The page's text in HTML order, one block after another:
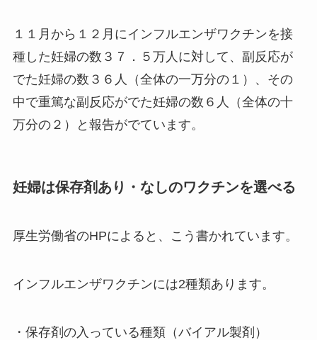
１１月から１２月にインフルエンザワクチンを接
種した妊婦の数３７．５万人に対して、副反応が
でた妊婦の数３６人（全体の一万分の１）、その
中で重篤な副反応がでた妊婦の数６人（全体の十
万分の２）と報告がでています。
妊婦は保存剤あり・なしのワクチンを選べる
厚生労働省のHPによると、こう書かれています。
インフルエンザワクチンには2種類あります。
・保存剤の入っている種類（バイアル製剤）